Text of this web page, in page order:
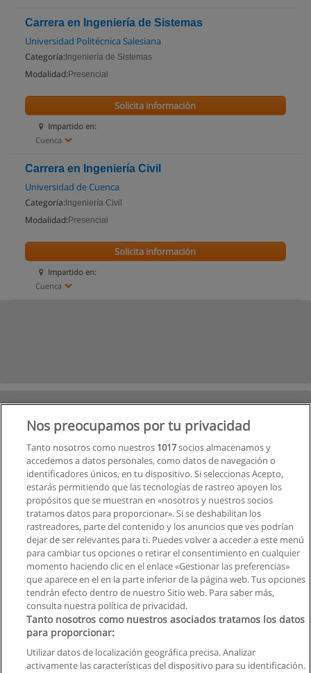
Carrera en Ingeniería de Sistemas
Universidad Politécnica Salesiana
Categoría: Ingeniería de Sistemas
Modalidad: Presencial
Impartido en:
Cuenca
Solicita información
Carrera en Ingeniería Civil
Universidad de Cuenca
Categoría: Ingeniería Civil
Modalidad: Presencial
Impartido en:
Cuenca
Solicita información
Siguiente
Página1de2
Nos preocupamos por tu privacidad
Tanto nosotros como nuestros 1017socios almacenamos y
accedemos a datos personales, como datos de navegación o
identificadores únicos, en tu dispositivo. Si seleccionas Acepto,
estarás permitiendo que las tecnologías de rastreo apoyen los
propósitos que se muestran en «nosotros y nuestros socios
tratamos datos para proporcionar». Si se deshabilitan los
rastreadores, parte del contenido y los anuncios que ves podrían
dejar de ser relevantes para ti. Puedes volver a acceder a este menú
para cambiar tus opciones o retirar el consentimiento en cualquier
momento haciendo clic en el enlace «Gestionar las preferencias»
que aparece en el en la parte inferior de la página web. Tus opciones
tendrán efecto dentro de nuestro Sitio web. Para saber más,
consulta nuestra política de privacidad.
Tanto nosotros como nuestros asociados tratamos los datos
para proporcionar:
Utilizar datos de localización geográfica precisa. Analizar
activamente las características del dispositivo para su identificación.